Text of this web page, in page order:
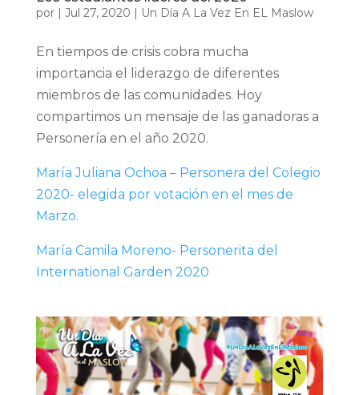
por | Jul 27, 2020 | Un Día A La Vez En EL Maslow
En tiempos de crisis cobra mucha
importancia el liderazgo de diferentes
miembros de las comunidades. Hoy
compartimos un mensaje de las ganadoras a
Personería en el año 2020.
María Juliana Ochoa – Personera del Colegio
2020- elegida por votación en el mes de
Marzo.
María Camila Moreno- Personerita del
International Garden 2020